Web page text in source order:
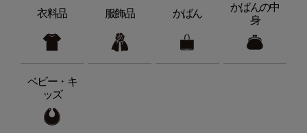
衣料品 服飾品 かばん
かばんの中
身
ベビー・キ
ッズ